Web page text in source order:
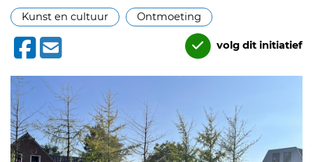
Kunst en cultuur
Ontmoeting
volg dit initiatief